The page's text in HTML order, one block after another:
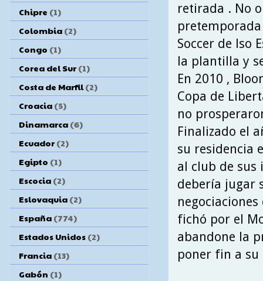
retirada . No
pretemporada
Soccer de lso
la plantilla y
En 2010 ,
Copa de
no
Finalizado el
su residencia
al club de sus
debería jugar
fichó por el
abandone la
poner fin a
Chipre (1)
Colombia (2)
Congo (1)
Corea del Sur (1)
Costa de Marfil (2)
Croacia (5)
Dinamarca (6)
Ecuador (2)
Egipto (1)
Escocia (2)
Eslovaquia (2)
España (774)
Estados Unidos (2)
Francia (13)
Gabón (1)